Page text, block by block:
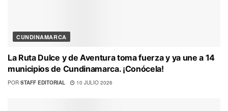
CUNDINAMARCA
La Ruta Dulce y de Aventura toma fuerza y ya une a 14
municipios de Cundinamarca. ¡Conócela!
POR STAFF EDITORIAL 10 JULIO 2026